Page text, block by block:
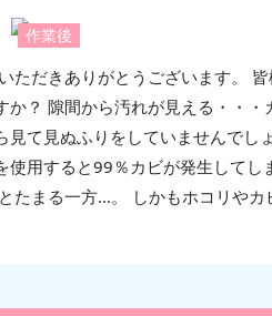
作業後
ただきありがとうございます。
か？ 隙間から汚れが見える・・・
見て見ぬふりをしていませんでし
使用すると99％カビが発生してし
たまる一方…。 しかもホコリやカ